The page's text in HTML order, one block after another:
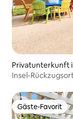
Privatunterkunft
Insel-
Gäste-Favorit
Gäste-Favorit